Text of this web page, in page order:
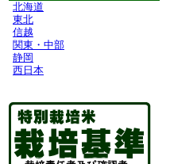
北海道
東北
信越
関東・中部
静岡
西日本